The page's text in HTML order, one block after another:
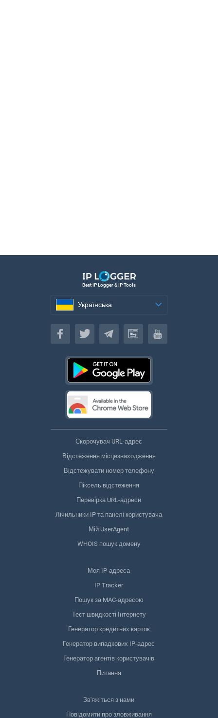
Best IP Logger & IP Tools
Українська
Українська
Скорочувач URL-адрес
Відстеження місцезнаходження
Відстежувати номер телефону
Піксель відстеження
Перевірка URL-адреси
Лічильники IP та панелі користувача
Мій UserAgent
WHOIS пошук домену
Моя IP-адреса
IP Tracker
Пошук за MAC-адресою
Тест швидкості Інтернету
Генератор кредитних карток
Генератор випадкових IP-адрес
Генератор агентів користувачів
Питання
Зв'яжіться з нами
Повідомити про зловживання